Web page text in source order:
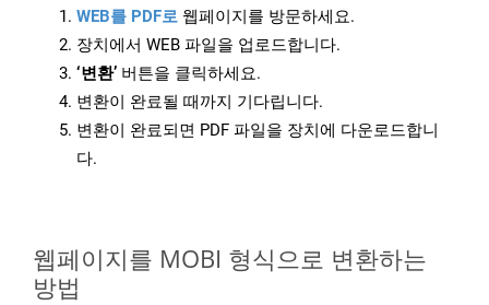
WEB를 PDF로 웹페이지를 방문하세요.
장치에서 WEB 파일을 업로드합니다.
‘변환’ 버튼을 클릭하세요.
변환이 완료될 때까지 기다립니다.
변환이 완료되면 PDF 파일을 장치에 다운로드합니
다.
웹페이지를 MOBI 형식으로 변환하는
방법